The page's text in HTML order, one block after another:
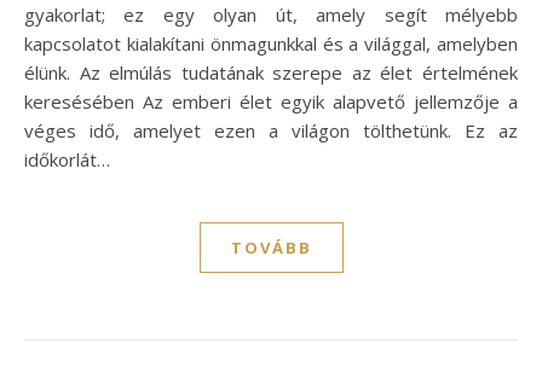
gyakorlat; ez egy olyan út, amely segít mélyebb
kapcsolatot kialakítani önmagunkkal és a világgal, amelyben
élünk. Az elmúlás tudatának szerepe az élet értelmének
keresésében Az emberi élet egyik alapvető jellemzője a
véges idő, amelyet ezen a világon tölthetünk. Ez az
időkorlát…
TOVÁBB